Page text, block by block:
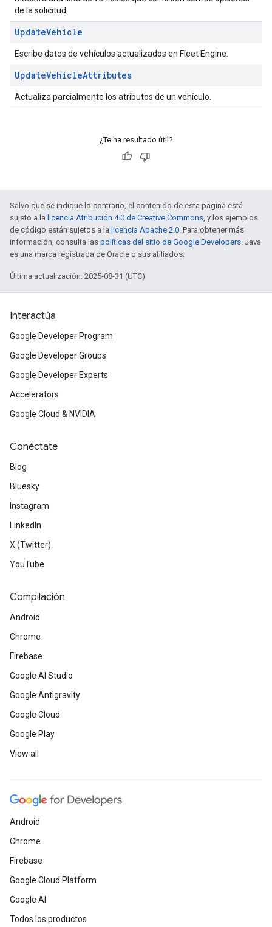
de la solicitud.
UpdateVehicle
Escribe datos de vehículos actualizados en Fleet Engine.
UpdateVehicleAttributes
Actualiza parcialmente los atributos de un vehículo.
¿Te ha resultado útil?
Salvo que se indique lo contrario, el contenido de esta página está
sujeto a la licencia Atribución 4.0 de Creative Commons, y los ejemplos
de código están sujetos a la licencia Apache 2.0. Para obtener más
información, consulta las políticas del sitio de Google Developers. Java
es una marca registrada de Oracle o sus afiliados.
Última actualización: 2025-08-31 (UTC)
Interactúa
Google Developer Program
Google Developer Groups
Google Developer Experts
Accelerators
Google Cloud & NVIDIA
Conéctate
Blog
Bluesky
Instagram
LinkedIn
X (Twitter)
YouTube
Compilación
Android
Chrome
Firebase
Google AI Studio
Google Antigravity
Google Cloud
Google Play
View all
Android
Chrome
Firebase
Google Cloud Platform
Google AI
Todos los productos